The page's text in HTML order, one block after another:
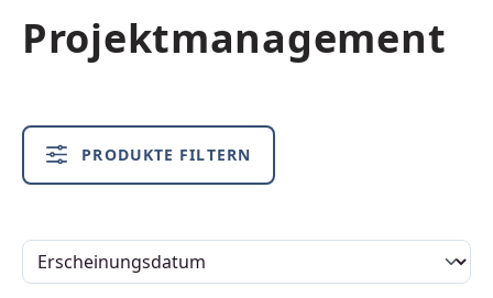
Projektmanagement
PRODUKTE FILTERN